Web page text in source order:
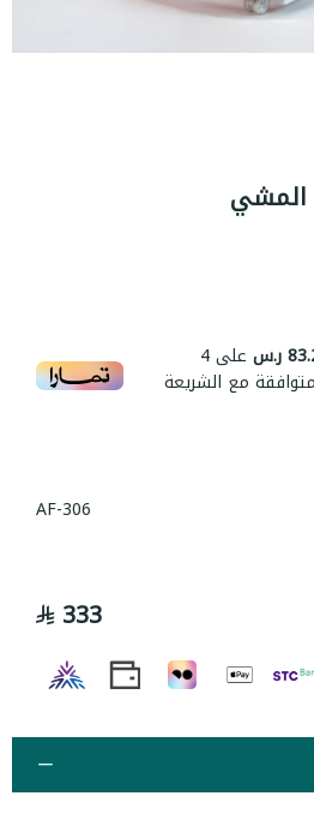
المشي
ر.س على4
مع الشريعة
AF-306
333